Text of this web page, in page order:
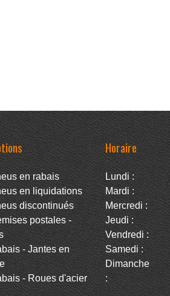
en rabais
en liquidations
discontinués
postales -
- Jantes en
- Roues d'acier
Horaire
Lundi :
Mardi :
Mercredi :
Jeudi :
Vendredi :
Samedi :
Dimanche
: